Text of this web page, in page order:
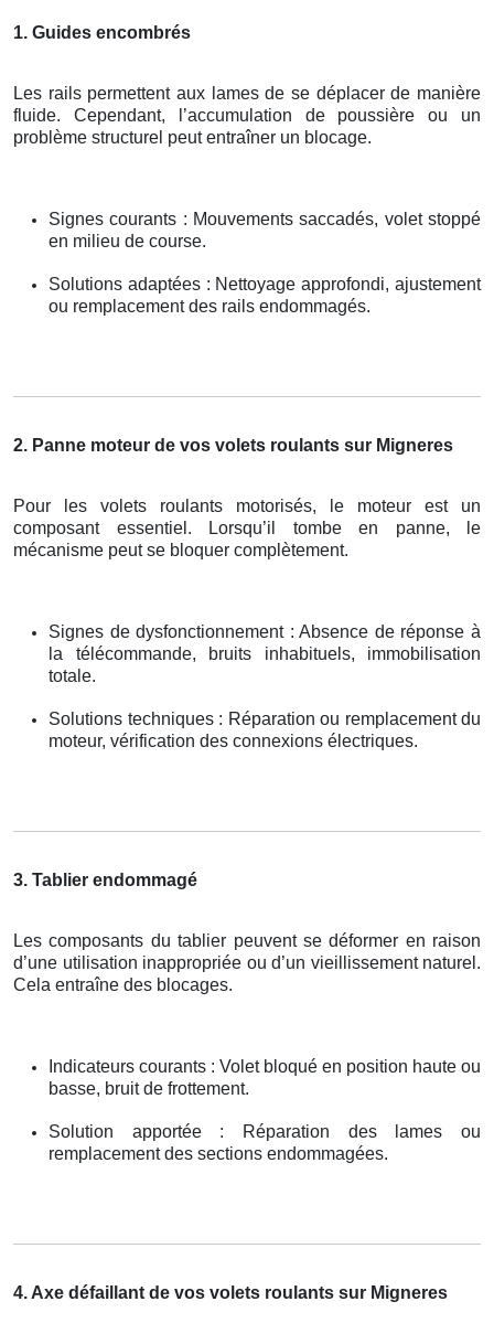
1. Guides encombrés
Les rails permettent aux lames de se déplacer de manière
fluide. Cependant, l’accumulation de poussière ou un
problème structurel peut entraîner un blocage.
Signes courants : Mouvements saccadés, volet stoppé
en milieu de course.
Solutions adaptées : Nettoyage approfondi, ajustement
ou remplacement des rails endommagés.
2. Panne moteur de vos volets roulants sur Migneres
Pour les volets roulants motorisés, le moteur est un
composant essentiel. Lorsqu’il tombe en panne, le
mécanisme peut se bloquer complètement.
Signes de dysfonctionnement : Absence de réponse à
la télécommande, bruits inhabituels, immobilisation
totale.
Solutions techniques : Réparation ou remplacement du
moteur, vérification des connexions électriques.
3. Tablier endommagé
Les composants du tablier peuvent se déformer en raison
d’une utilisation inappropriée ou d’un vieillissement naturel.
Cela entraîne des blocages.
Indicateurs courants : Volet bloqué en position haute ou
basse, bruit de frottement.
Solution apportée : Réparation des lames ou
remplacement des sections endommagées.
4. Axe défaillant de vos volets roulants sur Migneres